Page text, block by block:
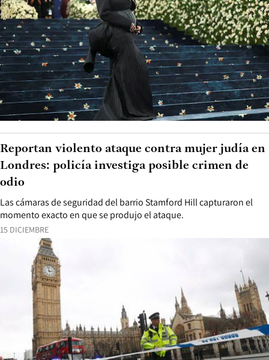
15 DICIEMBRE
Las cámaras de seguridad del barrio Stamford Hill capturaron el
momento exacto en que se produjo el ataque.
Reportan violento ataque contra mujer judía en
Londres: policía investiga posible crimen de
odio